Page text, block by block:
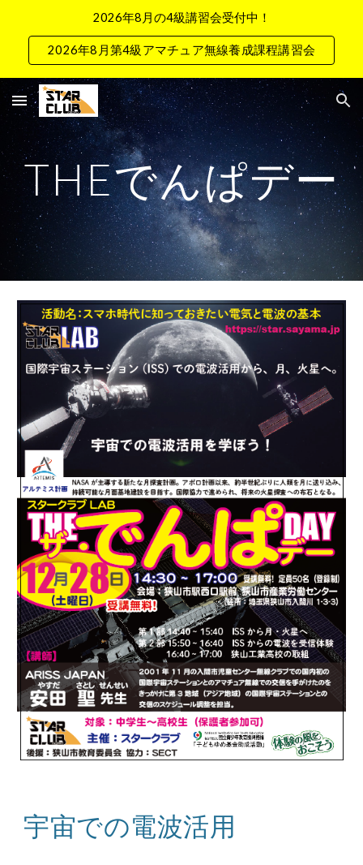
2026年8月の4級講習会受付中！
2026年8月第4級アマチュア無線養成課程講習会
THEでんぱデー
宇宙での電波活用